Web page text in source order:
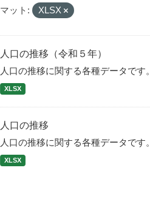
マット:
XLSX
人口の推移（令和５年）
人口の推移に関する各種データです。
XLSX
人口の推移
人口の推移に関する各種データです。
XLSX